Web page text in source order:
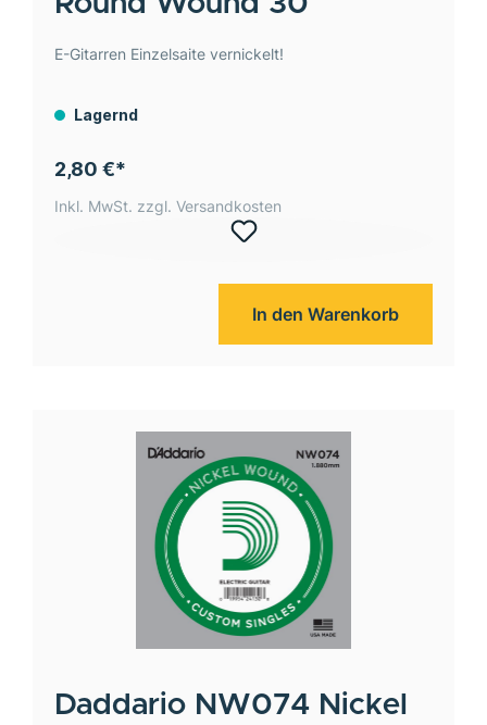
E-Gitarren Einzelsaite vernickelt!
Lagernd
2,80 €*
Inkl. MwSt. zzgl. Versandkosten
In den Warenkorb
Daddario NW074 Nickel